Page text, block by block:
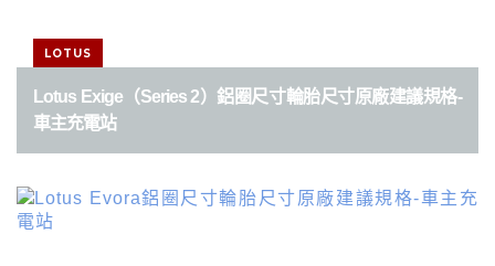
LOTUS
Lotus Exige（Series 2）鋁圈尺寸輪胎尺寸原廠建議規格-
車主充電站